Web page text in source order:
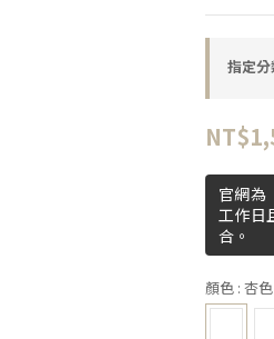
指定
官網為
工作日
合。
顏色 : 杏色